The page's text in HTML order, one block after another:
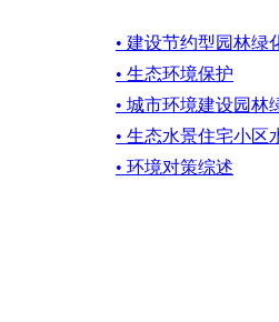
• 建设节约型园林绿
• 生态环境保护
• 城市环境建设园林
• 生态水景住宅小区
• 环境对策综述